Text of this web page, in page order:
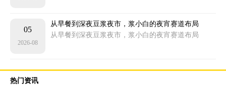
05
2026-08
从早餐到深夜豆浆夜市，浆小白的夜宵赛道布局
从早餐到深夜豆浆夜市，浆小白的夜宵赛道布局
热门资讯